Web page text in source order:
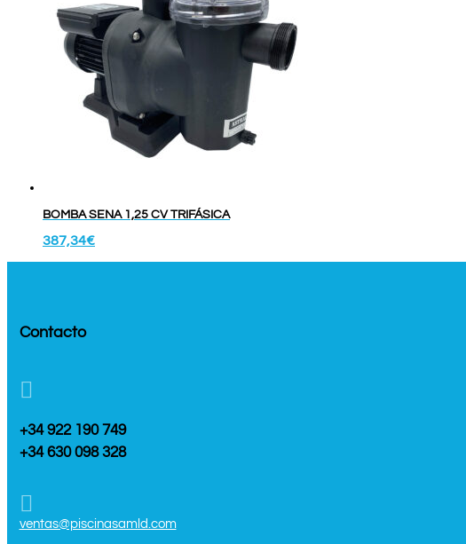
BOMBA SENA 1,25 CV TRIFÁSICA
387,34€
Contacto

+34 922 190 749
+34 630 098 328

ventas@piscinasamld.com